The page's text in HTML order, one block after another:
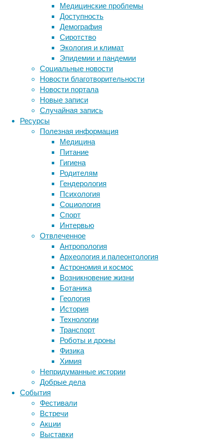
Медицинские проблемы
Доступность
Демография
Сиротство
Экология и климат
Эпидемии и пандемии
Социальные новости
Новости благотворительности
Новости портала
Новые записи
Случайная запись
Ресурсы
Полезная информация
Медицина
Питание
Гигиена
Родителям
Гендерология
Психология
Социология
Спорт
Интервью
Отвлеченное
Антропология
Археология и палеонтология
Астрономия и космос
Возникновение жизни
Ботаника
Геология
История
Технологии
Транспорт
Роботы и дроны
Физика
Химия
Непридуманные истории
Добрые дела
События
Фестивали
Встречи
Акции
Выставки
людей-«сов».
Результаты
работы
опубликованы
журнале
Cell.
Циклы
дневной
активности
циркадианный
ритм)
находятся
управлением
«внутренних
часов»
человека
обычно
имеют
примерно
часовую
периодичность,
связанную
режимом
освещенности.
этот
ритм
Метки
ДНК бактерии
биотехнология
генетика дети
здоровье знания
инструменты и методы
исследования
медицина
мозг наука
нейробиология
нейрофизиология